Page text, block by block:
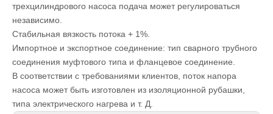
трехцилиндрового насоса подача может регулироваться
независимо.
Стабильная вязкость потока + 1%.
Импортное и экспортное соединение: тип сварного трубного
соединения муфтового типа и фланцевое соединение.
В соответствии с требованиями клиентов, поток напора
насоса может быть изготовлен из изоляционной рубашки,
типа электрического нагрева и т. Д.